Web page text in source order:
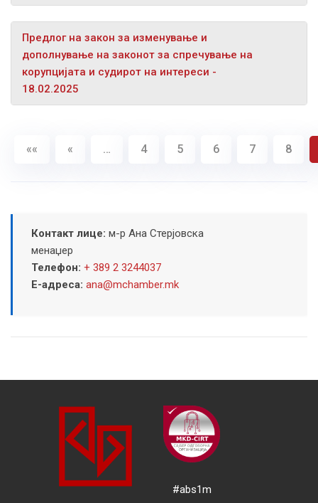
Предлог на закон за изменување и
дополнување на законот за спречување на
корупцијата и судирот на интереси -
18.02.2025
«« « … 4 5 6 7 8
Контакт лице: м-р Ана Стерјовска
менаџер
Телефон: + 389 2 3244037
Е-адреса: ana@mchamber.mk
#abs1m